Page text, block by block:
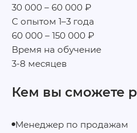
30 000 – 60 000 ₽
С опытом 1–3 года
60 000 – 150 000 ₽
Время на обучение
3-8 месяцев
Кем вы сможете
Менеджер по продажам